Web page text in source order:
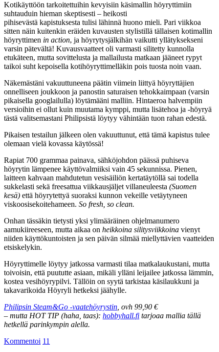
Kotikäyttöön tarkoitettuihin kevyisiin käsimallin höyryttimiin
suhtauduin hieman skeptisesti – heikosti
pihisevästä kapistuksesta tulisi lähinnä huono mieli. Pari viikkoa
sitten näin kuitenkin eräiden kuvausten stylistillä tällaisen kotimallin
höyryttimen in action, ja höyrytysjälkihän vaikutti yllätyksekseni
varsin pätevältä! Kuvausvaatteet oli varmasti silitetty kunnolla
etukäteen, mutta sovittelusta ja mallailusta matkaan jääneet rypyt
taikoi suht kepoisella kotihöyryttimelläkin pois tuosta noin vaan.
Näkemästäni vakuuttuneena päätin viimein liittyä höyryttäjien
onnelliseen joukkoon ja panostin saturaisen tehokkaimpaan (varsin
pikaisella googlailulla) löytämääni malliin. Hintaeroa halvempiin
versioihin ei ollut kuin muutama kymppi, mutta lisätehoa ja -höyryä
tästä valitsemastani Philipsistä löytyy vähintään tuon rahan edestä.
Pikaisen testailun jälkeen olen vakuuttunut, että tämä kapistus tulee
olemaan vielä kovassa käytössä!
Rapiat 700 grammaa painava, sähköjohdon päässä puhiseva
höyrytin lämpenee käyttövalmiiksi vain 45 sekunnissa. Pienen,
laitteen kahvaan mahdutetun vesisäiliön kertatäytöllä sai todella
sukkelasti sekä freesattua viikkausjäljet villaneuleesta (Suomen
kesä) että höyrytettyä suoraksi kunnon vekeille vetäytyneen
viskoosisekoitehameen. So fresh, so clean.
Onhan tässäkin tietysti yksi ylimääräinen ohjelmanumero
aamukiireeseen, mutta aikaa on heikkoina silitysviikkoina vienyt
niiden käyttökuntoisten ja sen päivän silmää miellyttävien vaatteiden
etsiskelykin.
Höyryttimelle löytyy jatkossa varmasti tilaa matkalaukustani, mutta
toivoisin, että puututte asiaan, mikäli ylläni leijailee jatkossa lämmin,
kostea vesihöyrypilvi. Tällöin on syytä tarkistaa käsilaukkuni ja
takavarikoida Höyryli hetkeksi jäähylle.
Philipsin Steam&Go -vaatehöyrystin , ovh 99,90 €
– mutta HOT TIP (haha, taas): hobbyhall.fi tarjoaa mallia tällä
hetkellä parinkympin alella.
Kommentoi 11